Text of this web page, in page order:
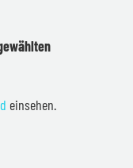
einsehen.